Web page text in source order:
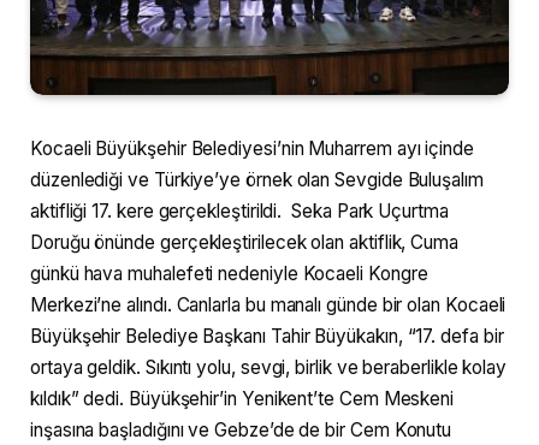
Kocaeli Büyükşehir Belediyesi’nin Muharrem ayı içinde
düzenlediği ve Türkiye’ye örnek olan Sevgide Buluşalım
aktifliği 17. kere gerçekleştirildi. Seka Park Uçurtma
Doruğu önünde gerçekleştirilecek olan aktiflik, Cuma
günkü hava muhalefeti nedeniyle Kocaeli Kongre
Merkezi’ne alındı. Canlarla bu manalı günde bir olan Kocaeli
Büyükşehir Belediye Başkanı Tahir Büyükakın, “17. defa bir
ortaya geldik. Sıkıntı yolu, sevgi, birlik ve beraberlikle kolay
kıldık” dedi. Büyükşehir’in Yenikent’te Cem Meskeni
inşasına başladığını ve Gebze’de de bir Cem Konutu